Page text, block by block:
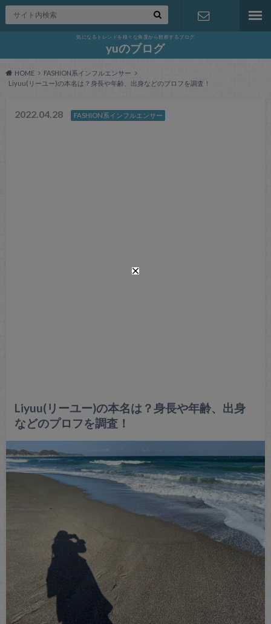
気になるトレンドを様々な角度から観察するブログ
yuのブログ
HOME
FASHION系インフルエンサー
Liyuu(リーユー)の本名は？身長や年齢、出身などのプロフを調査！
2022.04.28 FASHION系インフルエンサー
Liyuu(リーユー)の本名は？身長や年齢、出身
などのプロフを調査！